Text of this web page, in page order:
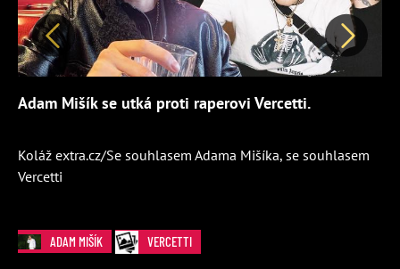
Předchozí Další
Adam Mišík se utká proti raperovi Vercetti.
Koláž extra.cz/Se souhlasem Adama Mišíka, se souhlasem
Vercetti
ADAM MIŠÍK VERCETTI